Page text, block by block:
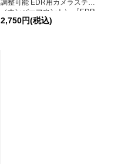
調整可能 EDR用カメラステー
（ナンバーマウント） 『EDR-
P04』
2,750円(税込)